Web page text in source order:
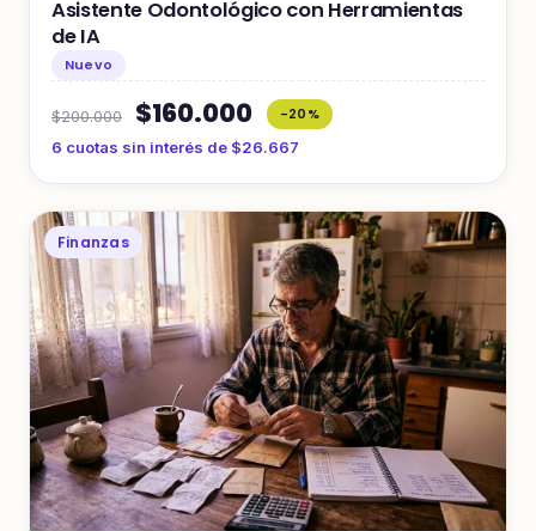
Asistente Odontológico con Herramientas
de IA
Nuevo
$200.000 $160.000
-20%
6 cuotas sin interés de $26.667
Finanzas